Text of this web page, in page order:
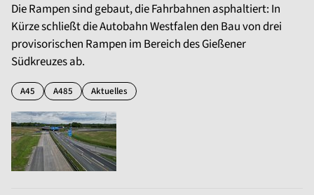
Die Rampen sind gebaut, die Fahrbahnen asphaltiert: In
Kürze schließt die Autobahn Westfalen den Bau von drei
provisorischen Rampen im Bereich des Gießener
Südkreuzes ab.
A45 A485 Aktuelles